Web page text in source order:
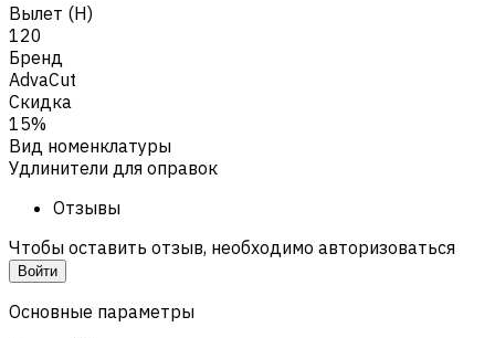
Вылет (H)
120
Бренд
AdvaCut
Скидка
15%
Вид номенклатуры
Удлинители для оправок
Отзывы
Чтобы оставить отзыв, необходимо авторизоваться
Войти
Основные параметры